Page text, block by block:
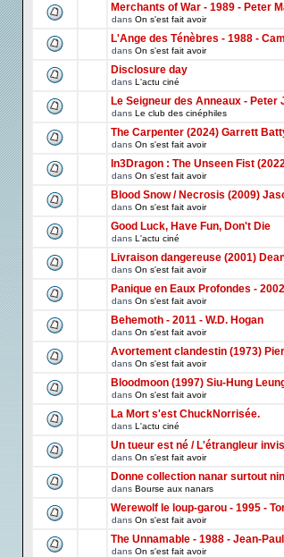
Merchants of War - 1989 - Peter
dans On s'est fait avoir
L'Ange des Ténèbres - 1988 -
dans On s'est fait avoir
Disclosure day
dans L'actu ciné
Le Seigneur des Anneaux - Peter
dans Le club des cinéphiles
The Carpenter (2024) Garrett
dans On s'est fait avoir
In3Dragon : The Unseen Fist
dans On s'est fait avoir
Blood Snow / Necrosis (2009)
dans On s'est fait avoir
Good Luck, Have Fun, Don't Die
dans L'actu ciné
Livraison dangereuse (2001)
dans On s'est fait avoir
Panique en Eaux Profondes -
dans On s'est fait avoir
Behemoth - 2011 - W.D. Hogan
dans On s'est fait avoir
Avortement clandestin (1973)
dans On s'est fait avoir
Bloodmoon (1997) Siu-Hung
dans On s'est fait avoir
La Mort s'est ChuckNorrisée.
dans L'actu ciné
Un tueur est né / L'étrangleur
dans On s'est fait avoir
Donne collection nanar surtout
dans Bourse aux nanars
Werewolf le loup-garou - 1995 -
dans On s'est fait avoir
The Unnamable - 1988 - Jean-
dans On s'est fait avoir